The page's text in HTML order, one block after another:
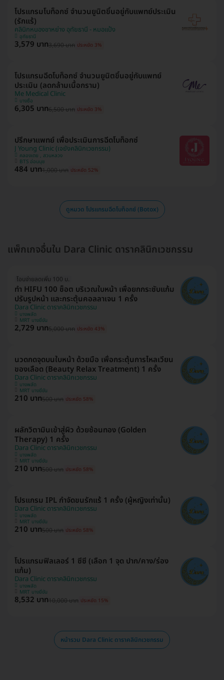
โปรแกรมโบท็อกซ์ จำนวนยูนิตขึ้นอยู่กับแพทย์ประเมิน
(รักแร้)
คลินิกหนองขาหย่าง อุทัยธานี - หมอแป้ง
อุทัยธานี
3,579 บาท3,690 บาท ประหยัด 3%
โปรแกรมฉีดโบท็อกซ์ จำนวนยูนิตขึ้นอยู่กับแพทย์
ประเมิน (ลดกล้ามเนื้อกราม)
Me Medical Clinic
บางซื่อ
6,305 บาท6,500 บาท ประหยัด 3%
ปรึกษาแพทย์ เพื่อประเมินการฉีดโบท็อกซ์
J Young Clinic (เจยังคลินิกเวชกรรม)
คลองเตย , สวนหลวง
BTS อ่อนนุช
484 บาท1,000 บาท ประหยัด 52%
ดูหมวด โปรแกรมฉีดโบท็อกซ์ (Botox)
แพ็กเกจอื่นใน Dara Clinic ดาราคลินิกเวชกรรม
โอนจ่ายลดเพิ่ม 100 บ.
ทำ HIFU 100 ช็อต บริเวณใบหน้า เพื่อยกกระชับแก้ม
ปรับรูปหน้า และกระตุ้นคอลลาเจน 1 ครั้ง
Dara Clinic ดาราคลินิกเวชกรรม
บางพลัด
MRT บางยี่ขัน
2,729 บาท5,000 บาท ประหยัด 43%
นวดกดจุดบนใบหน้า ด้วยมือ เพื่อกระตุ้นการไหลเวียน
ของเลือด (Beauty Relax Treatment) 1 ครั้ง
Dara Clinic ดาราคลินิกเวชกรรม
บางพลัด
MRT บางยี่ขัน
210 บาท500 บาท ประหยัด 58%
ผลักวิตามินเข้าสู่ผิว ด้วยช้อนทอง (Golden
Therapy) 1 ครั้ง
Dara Clinic ดาราคลินิกเวชกรรม
บางพลัด
MRT บางยี่ขัน
210 บาท500 บาท ประหยัด 58%
โปรแกรม IPL กำจัดขนรักแร้ 1 ครั้ง (ผู้หญิงเท่านั้น)
Dara Clinic ดาราคลินิกเวชกรรม
บางพลัด
MRT บางยี่ขัน
210 บาท500 บาท ประหยัด 58%
โปรแกรมฟิลเลอร์ 1 ซีซี (เลือก 1 จุด ปาก/คาง/ร่อง
แก้ม)
Dara Clinic ดาราคลินิกเวชกรรม
บางพลัด
MRT บางยี่ขัน
8,532 บาท10,000 บาท ประหยัด 15%
หน้ารวม Dara Clinic ดาราคลินิกเวชกรรม